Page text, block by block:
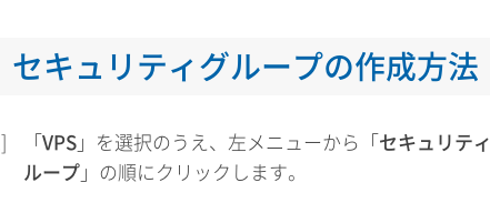
セキュリティグループの作成方法
「VPS 」を選択のうえ、左メニューから「セキュリティ
ループ 」の順にクリックします。